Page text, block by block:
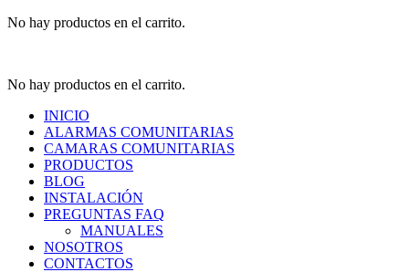
No hay productos en el carrito.
No hay productos en el carrito.
INICIO
ALARMAS COMUNITARIAS
CAMARAS COMUNITARIAS
PRODUCTOS
BLOG
INSTALACIÓN
PREGUNTAS FAQ
MANUALES
NOSOTROS
CONTACTOS